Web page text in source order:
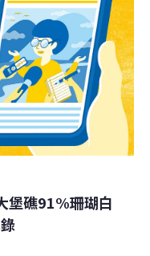
堡礁91%珊瑚白